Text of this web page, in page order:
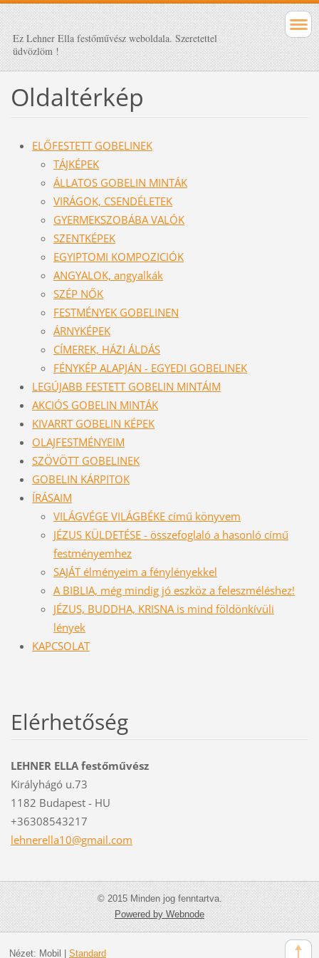
Ez Lehner Ella festőművész weboldala. Szeretettel
üdvözlöm !
Oldaltérkép
ELŐFESTETT GOBELINEK
TÁJKÉPEK
ÁLLATOS GOBELIN MINTÁK
VIRÁGOK, CSENDÉLETEK
GYERMEKSZOBÁBA VALÓK
SZENTKÉPEK
EGYIPTOMI KOMPOZICIÓK
ANGYALOK, angyalkák
SZÉP NŐK
FESTMÉNYEK GOBELINEN
ÁRNYKÉPEK
CÍMEREK, HÁZI ÁLDÁS
FÉNYKÉP ALAPJÁN - EGYEDI GOBELINEK
LEGÚJABB FESTETT GOBELIN MINTÁIM
AKCIÓS GOBELIN MINTÁK
KIVARRT GOBELIN KÉPEK
OLAJFESTMÉNYEIM
SZÖVÖTT GOBELINEK
GOBELIN KÁRPITOK
ÍRÁSAIM
VILÁGVÉGE VILÁGBÉKE című könyvem
JÉZUS KÜLDETÉSE - összefoglaló a hasonló című
festményemhez
SAJÁT élményeim a fénylényekkel
A BIBLIA, még mindig jó eszköz a feleszméléshez!
JÉZUS, BUDDHA, KRISNA is mind földönkívüli
lények
KAPCSOLAT
Elérhetőség
LEHNER ELLA festőművész
Királyhágó u.73
1182 Budapest - HU
+36308543217
lehnerella10@gmail.com
© 2015 Minden jog fenntartva.
Powered by Webnode
Nézet: Mobil Standard